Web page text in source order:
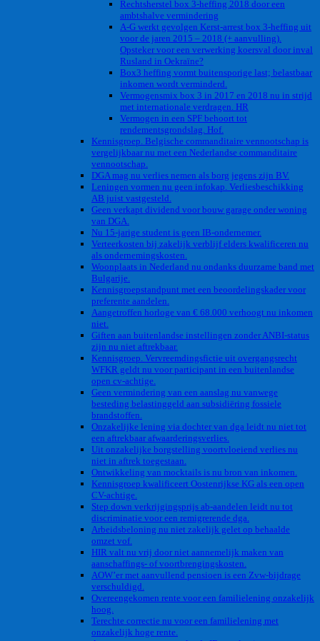
Rechtsherstel box 3-heffing 2018 door een
ambtshalve vermindering
A-G werkt gevolgen Kerst-arrest box 3-heffing uit
voor de jaren 2015 – 2018 (+ aanvulling).
Opsteker voor een verwerking koersval door inval
Rusland in Oekraïne?
Box3 heffing vormt buitensporige last; belastbaar
inkomen wordt verminderd.
Vermogensmix box 3 in 2017 en 2018 nu in strijd
met internationale verdragen. HR
Vermogen in een SPF behoort tot
rendementsgrondslag. Hof.
Kennisgroep. Belgische commanditaire vennootschap is
vergelijkbaar nu met een Nederlandse commanditaire
vennootschap.
DGA mag nu verlies nemen als borg jegens zijn BV.
Leningen vormen nu geen infokap. Verliesbeschikking
AB juist vastgesteld.
Geen verkapt dividend voor bouw garage onder woning
van DGA.
Nu 15-jarige student is geen IB-ondernemer.
Verteerkosten bij zakelijk verblijf elders kwalificeren nu
als ondernemingskosten.
Woonplaats in Nederland nu ondanks duurzame band met
Bulgarije.
Kennisgroepstandpunt met een beoordelingskader voor
preferente aandelen.
Aangetroffen horloge van € 68.000 verhoogt nu inkomen
niet.
Giften aan buitenlandse instellingen zonder ANBI-status
zijn nu niet aftrekbaar.
Kennisgroep. Vervreemdingsfictie uit overgangsrecht
WFKR geldt nu voor participant in een buitenlandse
open cv-achtige.
Geen vermindering van een aanslag nu vanwege
besteding belastinggeld aan subsidiëring fossiele
brandstoffen.
Onzakelijke lening via dochter van dga leidt nu niet tot
een aftrekbaar afwaarderingsverlies.
Uit onzakelijke borgstelling voortvloeiend verlies nu
niet in aftrek toegestaan.
Ontwikkeling van mocktails is nu bron van inkomen.
Kennisgroep kwalificeert Oostenrijkse KG als een open
CV-achtige.
Step down verkrijgingsprijs ab-aandelen leidt nu tot
discriminatie voor een remigrerende dga.
Arbeidsbeloning nu niet zakelijk gelet op behaalde
omzet vof.
HIR valt nu vrij door niet aannemelijk maken van
aanschaffings- of voortbrengingskosten.
AOW’er met aanvullend pensioen is een Zvw-bijdrage
verschuldigd.
Overeengekomen rente voor een familielening onzakelijk
hoog.
Terechte correctie nu voor een familielening met
onzakelijk hoge rente.